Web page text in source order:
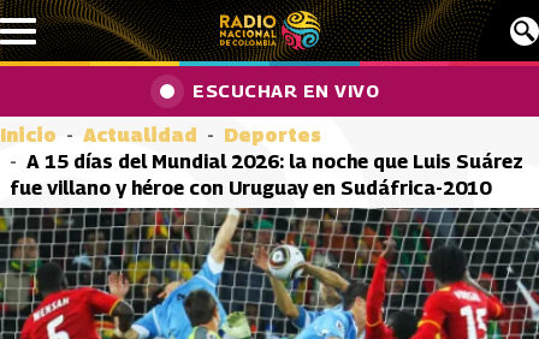
Pasar al contenido principal
ESCUCHAR EN VIVO
Inicio Actualidad
Deportes
A 15 días del Mundial 2026: la noche que Luis Suárez
fue villano y héroe con Uruguay en Sudáfrica-2010